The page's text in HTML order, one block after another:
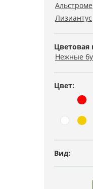
Лизиантус
Цветовая
Нежные
Цвет:
Вид: